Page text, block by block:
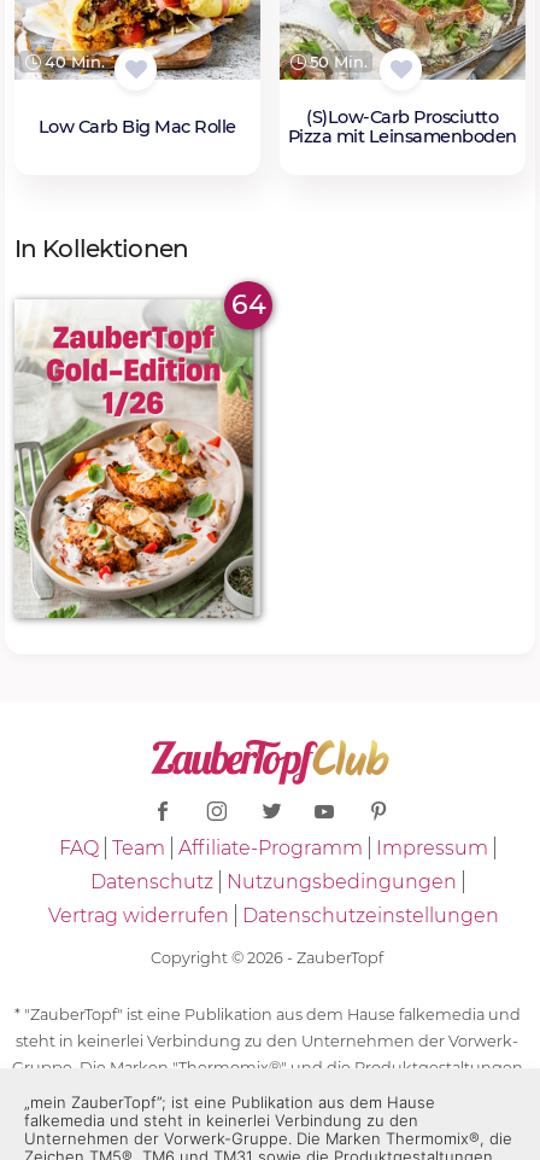
40 Min.
Low Carb Big Mac Rolle
50 Min.
(S)Low-Carb Prosciutto
Pizza mit Leinsamenboden
In Kollektionen
64
FAQ Team Affiliate-Programm
Impressum
Datenschutz
Nutzungsbedingungen
Vertrag widerrufen
Datenschutzeinstellungen
Copyright © 2026 - ZauberTopf
* "ZauberTopf" ist eine Publikation aus dem Hause falkemedia und
steht in keinerlei Verbindung zu den Unternehmen der Vorwerk-
Gruppe. Die Marken "Thermomix®" und die Produktgestaltungen
des "Thermomix®" sind eingetragene Marken der Unternehmen
der Vorwerk-Gruppe. Die Marken Thermomix®, die Zeichen TM5®,
TM6 und TM31 sowie die Produktgestaltungen des Thermomix®
„mein ZauberTopf”; ist eine Publikation aus dem Hause
falkemedia und steht in keinerlei Verbindung zu den
Unternehmen der Vorwerk-Gruppe. Die Marken Thermomix®, die